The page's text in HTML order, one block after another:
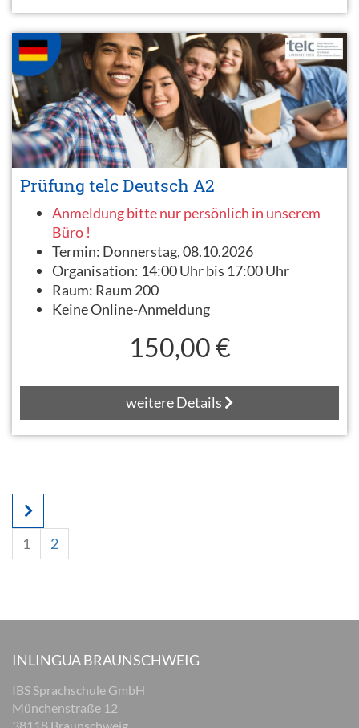
Prüfung telc Deutsch A2
Anmeldung bitte nur persönlich in unserem
Büro !
Termin: Donnerstag, 08.10.2026
Organisation: 14:00 Uhr bis 17:00 Uhr
Raum: Raum 200
Keine Online-Anmeldung
150,00 €
weitere Details
1 2
INLINGUA BRAUNSCHWEIG
IBS Sprachschule GmbH
Münchenstraße 12
38118 Braunschweig